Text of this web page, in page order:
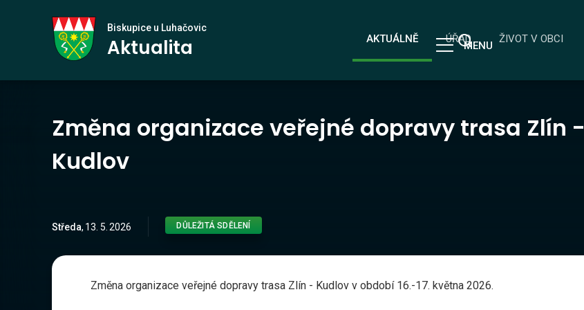
Biskupice
u Luhačovic
AKTUÁLNĚ ÚŘAD ŽIVOT V OBCI
MENU
Biskupice u Luhačovic
Aktualita
Změna organizace veřejné dopravy trasa Zlín -
Kudlov
Středa, 13 5 2026 DŮLEŽITÁ SDĚLENÍ
Změna organizace veřejné dopravy trasa Zlín - Kudlov v období 16.-17. května 2026.